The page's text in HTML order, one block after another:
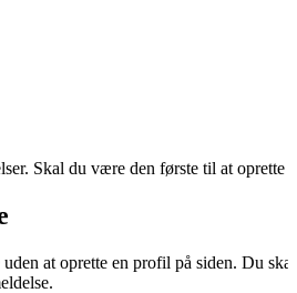
Skal du være den første til at oprette
uden at oprette en profil på siden. Du